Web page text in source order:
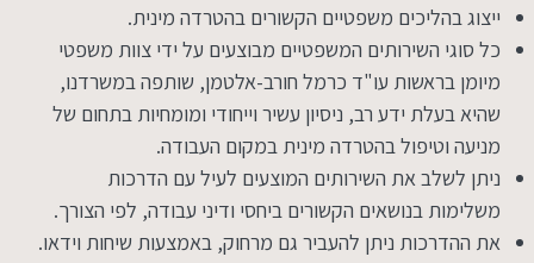
ייצוג בהליכים משפטיים הקשורים בהטרדה מינית.
כל סוגי השירותים המשפטיים מבוצעים על ידי צוות משפטי
מיומן בראשות עו"ד כרמל חורב-אלטמן, שותפה במשרדנו,
שהיא בעלת ידע רב, ניסיון עשיר וייחודי ומומחיות בתחום של
מניעה וטיפול בהטרדה מינית במקום העבודה.
ניתן לשלב את השירותים המוצעים לעיל עם הדרכות
משלימות בנושאים הקשורים ביחסי ודיני עבודה, לפי הצורך.
את ההדרכות ניתן להעביר גם מרחוק, באמצעות שיחות וידאו.